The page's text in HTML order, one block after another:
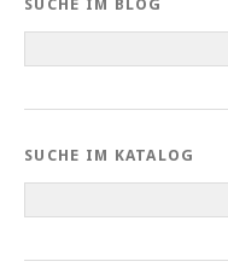
SUCHE IM BLOG
SUCHE IM KATALOG